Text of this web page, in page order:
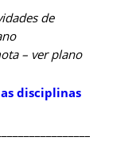
de
– ver plano
disciplinas